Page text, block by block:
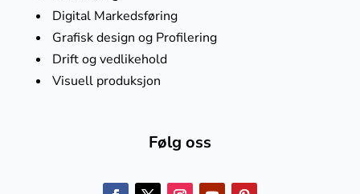
Digital Markedsføring
Grafisk design og Profilering
Drift og vedlikehold
Visuell produksjon
Følg oss